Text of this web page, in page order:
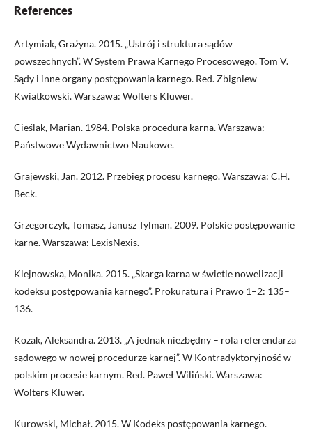
References
Artymiak, Grażyna. 2015. „Ustrój i struktura sądów
powszechnych”. W System Prawa Karnego Procesowego. Tom V.
Sądy i inne organy postępowania karnego. Red. Zbigniew
Kwiatkowski. Warszawa: Wolters Kluwer.
Cieślak, Marian. 1984. Polska procedura karna. Warszawa:
Państwowe Wydawnictwo Naukowe.
Grajewski, Jan. 2012. Przebieg procesu karnego. Warszawa: C.H.
Beck.
Grzegorczyk, Tomasz, Janusz Tylman. 2009. Polskie postępowanie
karne. Warszawa: LexisNexis.
Klejnowska, Monika. 2015. „Skarga karna w świetle nowelizacji
kodeksu postępowania karnego”. Prokuratura i Prawo 1–2: 135–
136.
Kozak, Aleksandra. 2013. „A jednak niezbędny – rola referendarza
sądowego w nowej procedurze karnej”. W Kontradyktoryjność w
polskim procesie karnym. Red. Paweł Wiliński. Warszawa:
Wolters Kluwer.
Kurowski, Michał. 2015. W Kodeks postępowania karnego.